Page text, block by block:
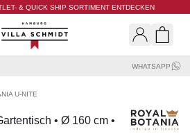
& QUICK SHIP SORTIMENT ENTDECKEN
Villa Schmidt
WHATSAPP
U-NITE
• Ø 160 cm •